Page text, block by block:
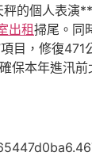
的個人表演
出租掃尾。同
目，修復471
保本年進汛